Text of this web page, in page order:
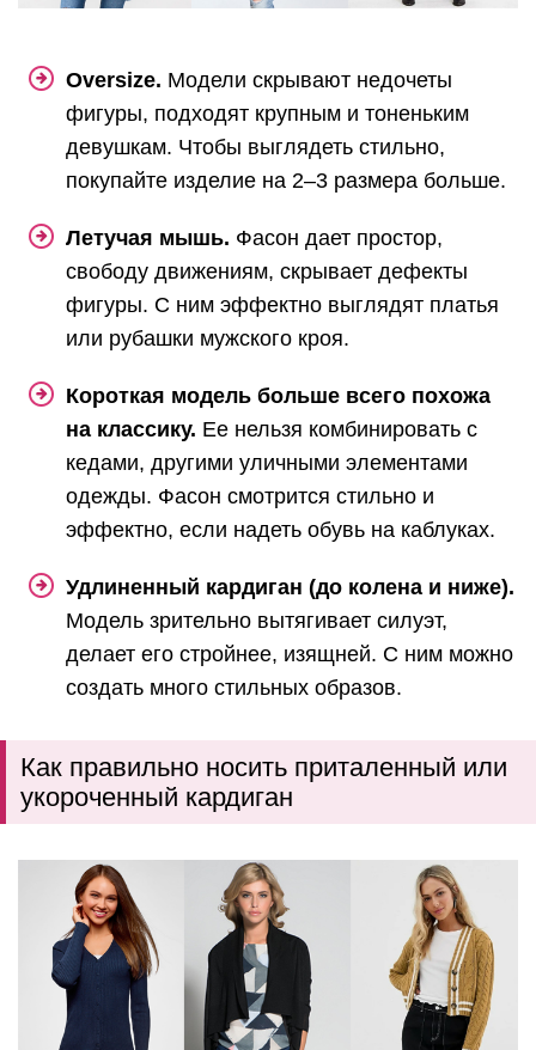
Oversize. Модели скрывают недочеты
фигуры, подходят крупным и тоненьким
девушкам. Чтобы выглядеть стильно,
покупайте изделие на 2–3 размера больше.
Летучая мышь. Фасон дает простор,
свободу движениям, скрывает дефекты
фигуры. С ним эффектно выглядят платья
или рубашки мужского кроя.
Короткая модель больше всего похожа
на классику. Ее нельзя комбинировать с
кедами, другими уличными элементами
одежды. Фасон смотрится стильно и
эффектно, если надеть обувь на каблуках.
Удлиненный кардиган (до колена и ниже).
Модель зрительно вытягивает силуэт,
делает его стройнее, изящней. С ним можно
создать много стильных образов.
Как правильно носить приталенный или
укороченный кардиган